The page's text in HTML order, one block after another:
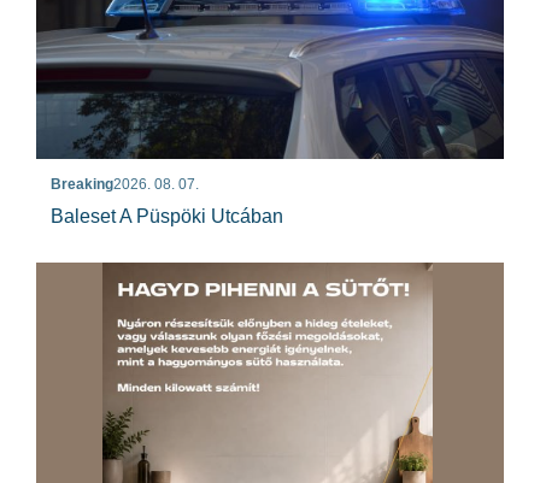
Breaking2026. 08. 07.
Baleset A Püspöki Utcában